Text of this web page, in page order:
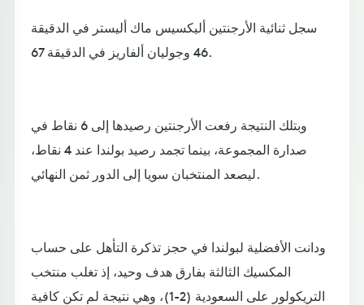
سجل ثنائية الأرجنتين أليكسيس ماك أليستر في الدقيقة
46 وجوليان ألفاريز في الدقيقة 67.
وبتلك النتيجة رفعت الأرجنتين رصيدها إلى 6 نقاط في
صدارة المجموعة، بينما تجمد رصيد بولندا عند 4 نقاط،
ليصعد المنتخبان سويا إلى الدور ثمن النهائي.
ودانت الأفضلية لبولندا في حجز تذكرة التأهل على حساب
المكسيك الثالثة بفارق هدف وحيد، إذ تغلب منتخب
التريكولور على السعودية (2-1)، وهي نتيجة لم تكن كافية